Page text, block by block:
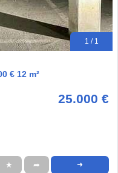
1 / 1
€ 12 m²
25.000 €
★ ➦ ➜